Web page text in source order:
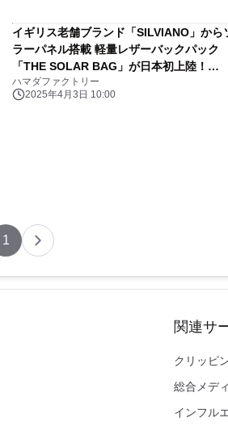
イギリス老舗ブランド「SILVIANO」から
ラーパネル搭載 軽量レザーバックパック
「THE SOLAR BAG」が日本初上陸！
Makuakeで4月3日より先行販売開始
ハマダファクトリー
2025年4月3日 10:00
1
関連サ
クリッピ
総合メデ
インフル